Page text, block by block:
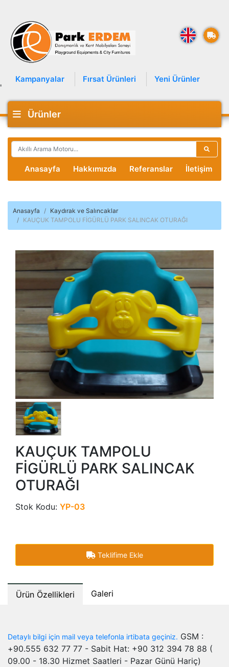
Kampanyalar Fırsat Ürünleri Yeni Ürünler
'
Ürünler
Anasayfa Hakkımızda Referanslar İletişim
Anasayfa
Kaydırak ve Salıncaklar
KAUÇUK TAMPOLU FİGÜRLÜ PARK SALINCAK OTURAĞI
KAUÇUK TAMPOLU
FİGÜRLÜ PARK SALINCAK
OTURAĞI
Stok Kodu: YP-03
Teklifime Ekle
Ürün Özellikleri Galeri
Detaylı bilgi için mail veya telefonla irtibata geçiniz. GSM :
+90.555 632 77 77 - Sabit Hat: +90 312 394 78 88 (
09.00 - 18.30 Hizmet Saatleri - Pazar Günü Hariç)